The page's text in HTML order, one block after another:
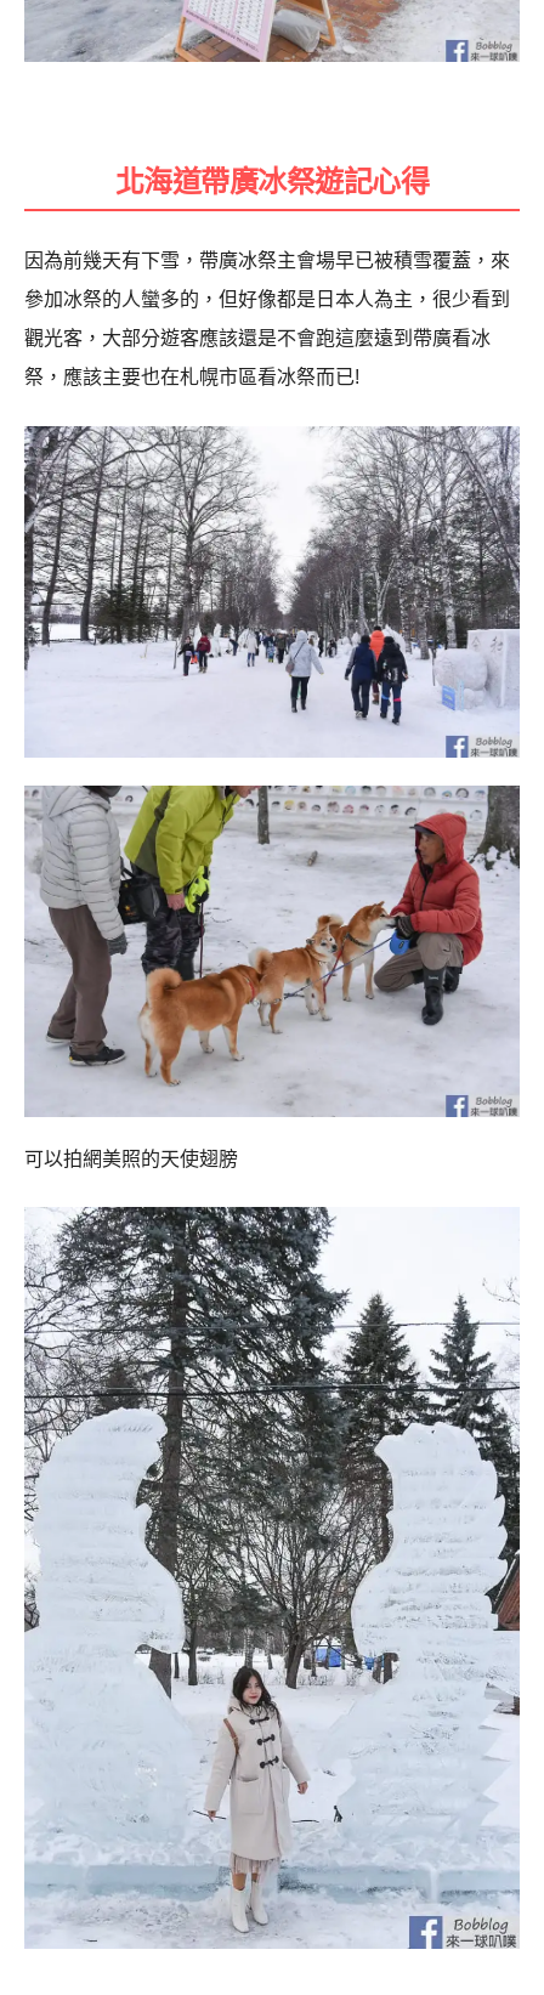
北海道帶廣冰祭遊記心得
因為前幾天有下雪，帶廣冰祭主會場早已被積雪覆蓋，來
參加冰祭的人蠻多的，但好像都是日本人為主，很少看到
觀光客，大部分遊客應該還是不會跑這麼遠到帶廣看冰
祭，應該主要也在札幌市區看冰祭而已!
可以拍網美照的天使翅膀